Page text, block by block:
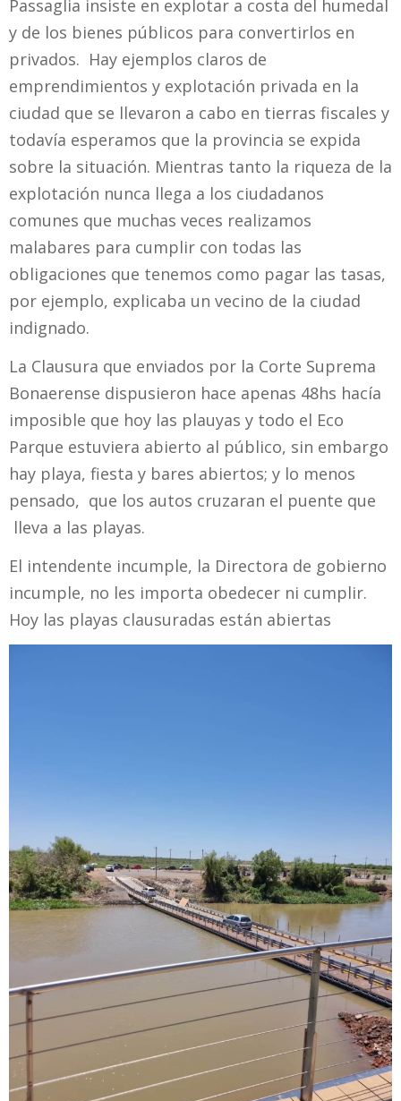
Passaglia insiste en explotar a costa del humedal
y de los bienes públicos para convertirlos en
privados. Hay ejemplos claros de
emprendimientos y explotación privada en la
ciudad que se llevaron a cabo en tierras fiscales y
todavía esperamos que la provincia se expida
sobre la situación. Mientras tanto la riqueza de la
explotación nunca llega a los ciudadanos
comunes que muchas veces realizamos
malabares para cumplir con todas las
obligaciones que tenemos como pagar las tasas,
por ejemplo, explicaba un vecino de la ciudad
indignado.
La Clausura que enviados por la Corte Suprema
Bonaerense dispusieron hace apenas 48hs hacía
imposible que hoy las plauyas y todo el Eco
Parque estuviera abierto al público, sin embargo
hay playa, fiesta y bares abiertos; y lo menos
pensado, que los autos cruzaran el puente que
lleva a las playas.
El intendente incumple, la Directora de gobierno
incumple, no les importa obedecer ni cumplir.
Hoy las playas clausuradas están abiertas